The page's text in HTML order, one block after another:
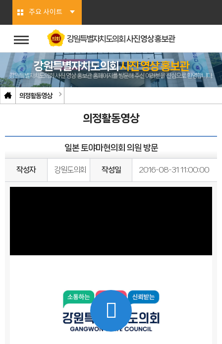
주요 사이트
강원특별자치도의회 사진영상홍보관
강원특별자치도의회사진 영상 홍보관
강원특별자치도의회 사진 영상 홍보관 홈페이지를 방문해 주신 여러분을 진심으로 환영합니다.
의정활동영상
의정활동영상
일본 토야마현의회 의원 방문
작성자 강원도의회 작성일 2016-08-31 11:00:00
Play